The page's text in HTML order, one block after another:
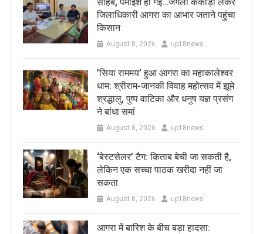
जिलाधिकारी आगरा का आभार जताने पहुंचा
किसान
August 8, 2026 up18news
​’सिया राममय’ हुआ आगरा का महाकालेश्वर
धाम: श्रीराम-जानकी विवाह महोत्सव में झूमे
श्रद्धालु, पुष्प वाटिका और धनुष यज्ञ प्रसंग
ने बांधा समां
August 8, 2026 up18news
‘बेस्टसेलर’ टैग: किताब बेची जा सकती है,
लेकिन एक सच्चा पाठक खरीदा नहीं जा
सकता
August 8, 2026 up18news
आगरा में बारिश के बीच बड़ा हादसा: